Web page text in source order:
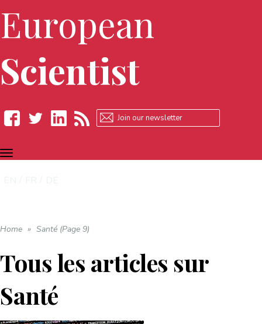
European
Scientist
Facebook
TOGGLE
NAVIGATION
Home » Santé (Page 9)
Tous les articles sur
Santé